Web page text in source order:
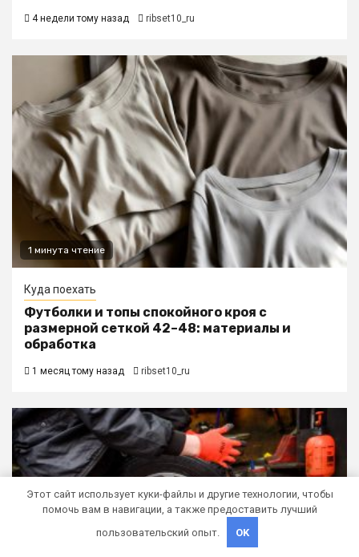
4 недели тому назад ribset10_ru
1 минута чтение
Куда поехать
Футболки и топы спокойного кроя с
размерной сеткой 42–48: материалы и
обработка
1 месяц тому назад ribset10_ru
Этот сайт использует куки-файлы и другие технологии, чтобы
помочь вам в навигации, а также предоставить лучший
пользовательский опыт.
OK